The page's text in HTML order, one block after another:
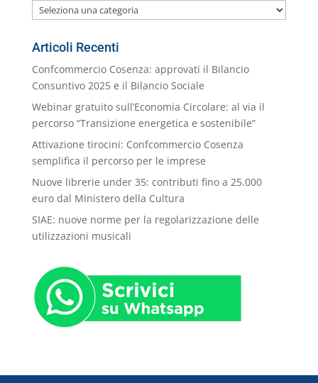
Le
nostre
Categorie
Articoli Recenti
Confcommercio Cosenza: approvati il Bilancio
Consuntivo 2025 e il Bilancio Sociale
Webinar gratuito sull’Economia Circolare: al via il
percorso “Transizione energetica e sostenibile”
Attivazione tirocini: Confcommercio Cosenza
semplifica il percorso per le imprese
Nuove librerie under 35: contributi fino a 25.000
euro dal Ministero della Cultura
SIAE: nuove norme per la regolarizzazione delle
utilizzazioni musicali